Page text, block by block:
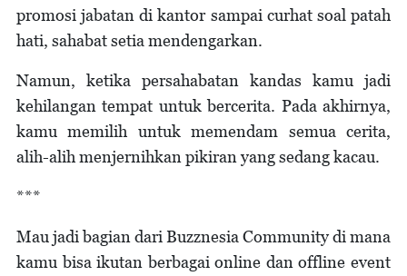
promosi jabatan di kantor sampai curhat soal patah
hati, sahabat setia mendengarkan.
Namun, ketika persahabatan kandas kamu jadi
kehilangan tempat untuk bercerita. Pada akhirnya,
kamu memilih untuk memendam semua cerita,
alih-alih menjernihkan pikiran yang sedang kacau.
***
Mau jadi bagian dari Buzznesia Community di mana
kamu bisa ikutan berbagai online dan offline event